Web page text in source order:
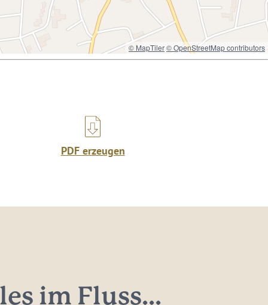
© MapTiler© OpenStreetMap contributors
PDF erzeugen
im Fluss...